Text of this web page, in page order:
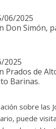
06/2025
Don Simón,
2025
Prados de
Barinas.
sobre las
puede